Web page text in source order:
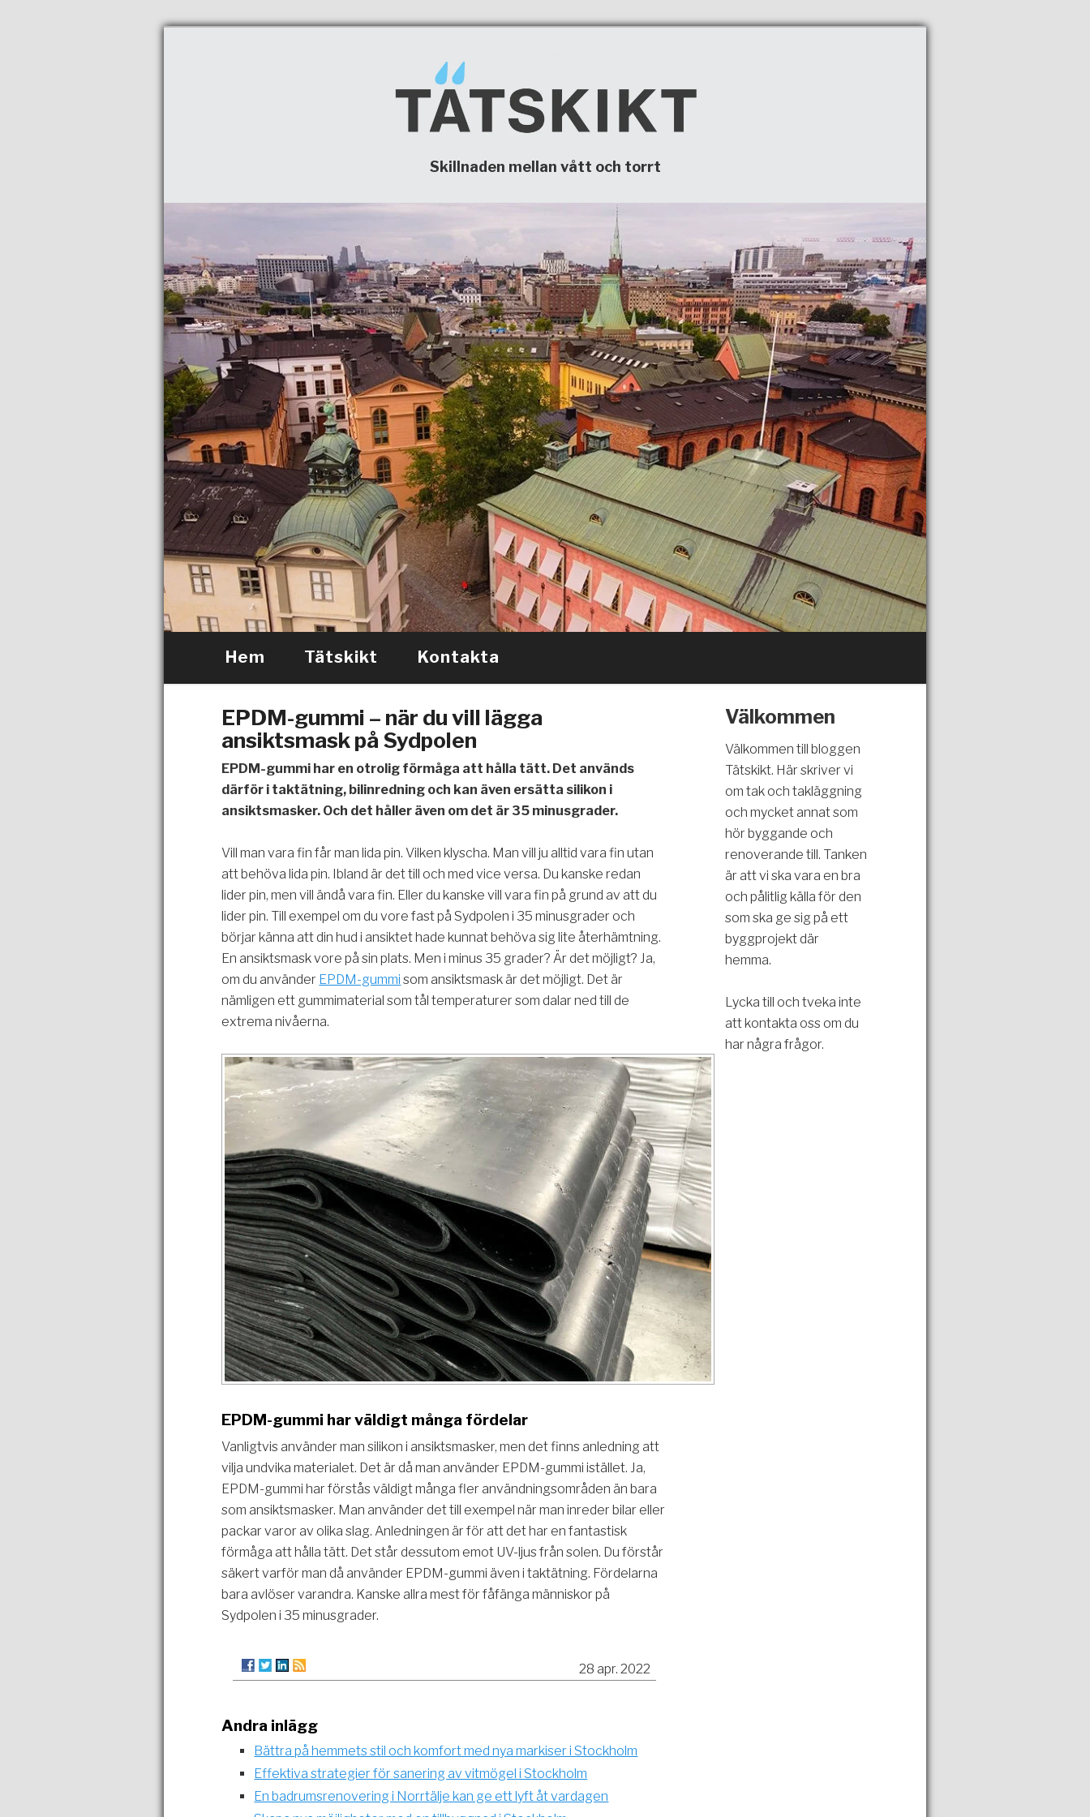
Skillnaden mellan vått och torrt
Hem Tätskikt Kontakta
EPDM-gummi – när du vill lägga
ansiktsmask på Sydpolen
EPDM-gummi har en otrolig förmåga att hålla tätt. Det används
därför i taktätning, bilinredning och kan även ersätta silikon i
ansiktsmasker. Och det håller även om det är 35 minusgrader.
Vill man vara fin får man lida pin. Vilken klyscha. Man vill ju alltid vara fin utan
att behöva lida pin. Ibland är det till och med vice versa. Du kanske redan
lider pin, men vill ändå vara fin. Eller du kanske vill vara fin på grund av att du
lider pin. Till exempel om du vore fast på Sydpolen i 35 minusgrader och
börjar känna att din hud i ansiktet hade kunnat behöva sig lite återhämtning.
En ansiktsmask vore på sin plats. Men i minus 35 grader? Är det möjligt? Ja,
om du använder EPDM-gummi som ansiktsmask är det möjligt. Det är
nämligen ett gummimaterial som tål temperaturer som dalar ned till de
extrema nivåerna.
EPDM-gummi har väldigt många fördelar
Vanligtvis använder man silikon i ansiktsmasker, men det finns anledning att
vilja undvika materialet. Det är då man använder EPDM-gummi istället. Ja,
EPDM-gummi har förstås väldigt många fler användningsområden än bara
som ansiktsmasker. Man använder det till exempel när man inreder bilar eller
packar varor av olika slag. Anledningen är för att det har en fantastisk
förmåga att hålla tätt. Det står dessutom emot UV-ljus från solen. Du förstår
säkert varför man då använder EPDM-gummi även i taktätning. Fördelarna
bara avlöser varandra. Kanske allra mest för fåfänga människor på
Sydpolen i 35 minusgrader.
28 apr. 2022
Andra inlägg
Bättra på hemmets stil och komfort med nya markiser i Stockholm
Effektiva strategier för sanering av vitmögel i Stockholm
En badrumsrenovering i Norrtälje kan ge ett lyft åt vardagen
Välkommen
Välkommen till bloggen
Tätskikt. Här skriver vi
om tak och takläggning
och mycket annat som
hör byggande och
renoverande till. Tanken
är att vi ska vara en bra
och pålitlig källa för den
som ska ge sig på ett
byggprojekt där
hemma.
Lycka till och tveka inte
att kontakta oss om du
har några frågor.